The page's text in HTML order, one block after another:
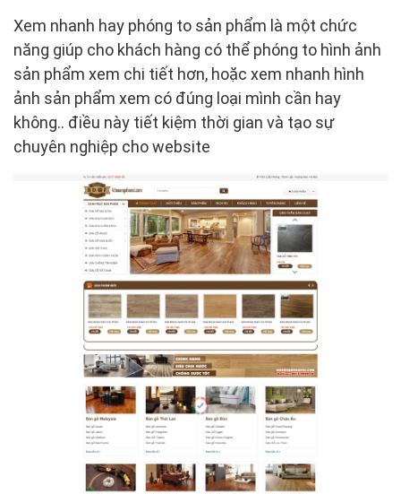
Xem nhanh hay phóng to sản phẩm là một chức
năng giúp cho khách hàng có thể phóng to hình ảnh
sản phẩm xem chi tiết hơn, hoặc xem nhanh hình
ảnh sản phẩm xem có đúng loại mình cần hay
không.. điều này tiết kiệm thời gian và tạo sự
chuyên nghiệp cho website